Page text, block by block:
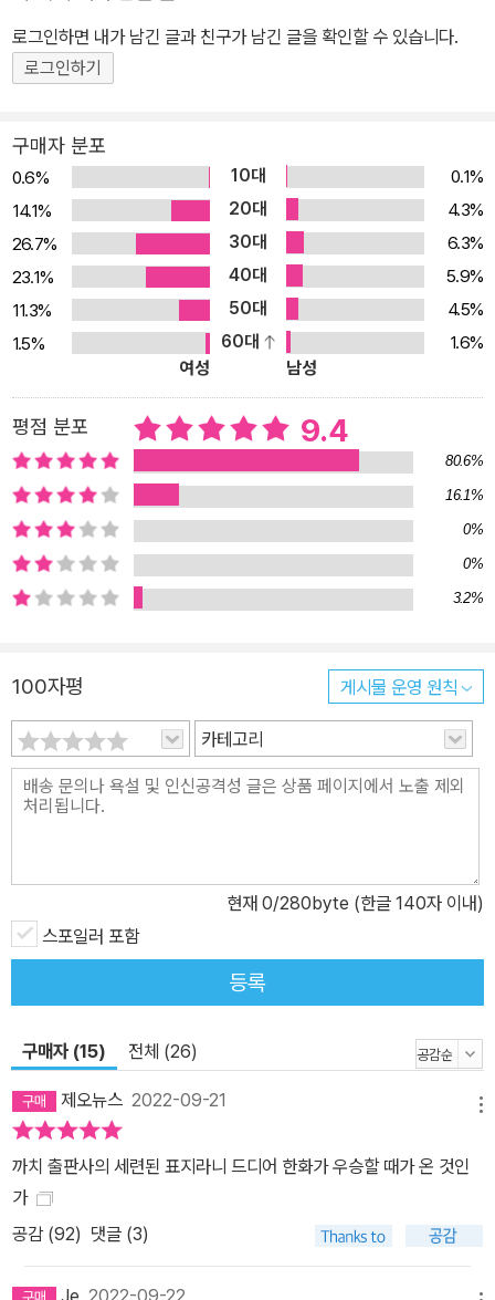
들에게 짓밟히는 어느 국경 근처의 소도시에서 할머니와 함께 살게
된다. 그곳에서 그들은 최악의 상황을 이겨나가는 연습을 한다. 그들
에게 도덕성이란 존재하지 않는다. 아이들은 누구의 가르침이나 영향
자신들의 성장과정과 죄악에 관해서 세심하게 기록해나간다. 쌍둥이
의 이별은 둘로 분화된 그들이 극복해야 할 아이덴티티의 회복과 상
실을 동시에 의미한다. 제1부의 분위기는 한마디로 아이들의 폭력적
인 암흑세계이며, 악마적인 진실의 소용돌이이다. 제2부 「타인의 증
거」(1988년 출간) 「비밀 노트」를 쓸 때, 작가는 이 속편(La Preuv
e)을 예정하지는 않았다고 한다. 그저 연속해서 쓰고 싶을 때에 쓰겠
다는 막연한 생각으로 여지를 남겨놓았던 것이다. 제2부의 이야기는
“유럽이 둘로 갈라졌기 때문에 둘로 나뉘어버린 내 인생 그 자체의 이
미지”이기도 하다고 작가는 말한다. 특히 그 시간적 배경은 1956년
의 헝가리 반체제 혁명의 시기이다. 사회주의 체제에서의 아이덴티티
상실은 제2부에서 ‘그’라는 제3인칭에 의해서 상징되는 것 같다. 물론
그것이 ‘우리’의 분리를 뜻한다는 점은 더욱 분명하다. 「비밀 노트」에
서는 고유명사가 일체 나오지 않았던 것과는 달리, 「타인의 증거」에서
는 쌍둥이 중 하나인 루카스를 비롯해서 등장인물 모두가 이름을 가
지게 된다. 쌍둥이인 루카스(Lucas)와 클라우스(Claus)라는 이름은
같은 철자들의 순서만 바뀐 이름이다. 그들은 정말 둘인가, 하나인
뒤, 할머니 집에 그대로 혼자 남게 된 루카스의 이야기이다. 한 몸처럼
지내던 쌍둥이의 이별은 슬픔을 넘어서 고통스럽기까지 하다. 제1부
의 무대가 되었던 소도시(K시), 할머니의 집, 서점-문구점, 사제와 사
제관, 술집들, 묘지, 광장 등이 그대로 등장한다. 또 루카스의 할머니
집의 내부도 변함이 없다. 다락에는 루카스와 클라우스의 어머니와
관되어 있다. 그러나 언청이 소녀가 물을 긷던 샘은 말라버렸고, 술집
들도 예전과 달리 한산하고 조용하다. 세월이 흐르고 시대가 바뀐 것
이다. 특별허가 없이는 들어갈 수 없는 국경지대에 위치한 그 소도시
는 고립되었고, 폐허가 되었다. 전쟁은 끝났어도 여전히 사회 분위기
는 무겁고 고통스럽다. 8개 장과 에필로그로 구성된 제2부는 등장인
지의 아이를 낳고 방황하는 처녀, 남편의 억울한 죽음으로 정신과 치
료를 받고 있는 도서관 여직원, 한 권의 책을 쓰겠다는 꿈을 좇으며 폐
인이 되어가는 알코올 중독자인 서점주인, 자신의 출생의 비밀을 모
르는 영리하지만 불구인 소년, 미남이고 지적이지만 소심한 동성연애
자인 공산당 간부, 사회체제의 희생양이 된 늙은 불면증 환자……이들
다. 그리고 제8장에서 모습을 드러낸 클라우스는 독자를 미궁에 빠지
로그인하면 내가 남긴 글과 친구가 남긴 글을 확인할 수 있습니다.
로그인하기
구매자 분포
0.6% 10대
0.1%
14.1%
20대
4.3%
26.7%
30대
6.3%
23.1%
40대
5.9%
11.3%
50대
4.5%
1.5%
60대
1.6%
여성
남성
평점 분포 9.4
80.6%
16.1%
0%
0%
3.2%
100자평 게시물 운영 원칙
카테고리
현재 0/280byte (한글 140자 이내)
스포일러 포함
등록
구매자 (15) 전체 (26)
제오뉴스 2022-09-21
까치 출판사의 세련된 표지라니 드디어 한화가 우승할 때가 온 것인
가
공감 (92) 댓글 (3)